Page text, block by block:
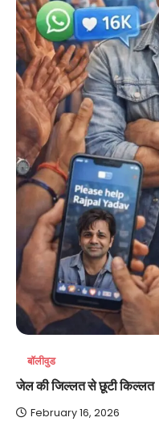
बॉलीवुड
जेल की जिल्लत से छूटी किल्लत
February 16, 2026